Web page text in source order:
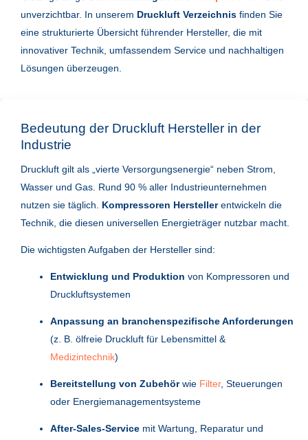
unverzichtbar. In unserem Druckluft Verzeichnis finden Sie
eine strukturierte Übersicht führender Hersteller, die mit
innovativer Technik, umfassendem Service und nachhaltigen
Lösungen überzeugen.
Bedeutung der Druckluft Hersteller in der
Industrie
Druckluft gilt als „vierte Versorgungsenergie“ neben Strom,
Wasser und Gas. Rund 90 % aller Industrieunternehmen
nutzen sie täglich. Kompressoren Herstellerentwickeln die
Technik, die diesen universellen Energieträger nutzbar macht.
Die wichtigsten Aufgaben der Hersteller sind:
Entwicklung und Produktion von Kompressoren und
Druckluftsystemen
Anpassung an branchenspezifische Anforderungen
(z. B. ölfreie Druckluft für Lebensmittel &
Medizintechnik)
Bereitstellung von Zubehörwie Filter, Steuerungen
oder Energiemanagementsysteme
After-Sales-Service mit Wartung, Reparatur und